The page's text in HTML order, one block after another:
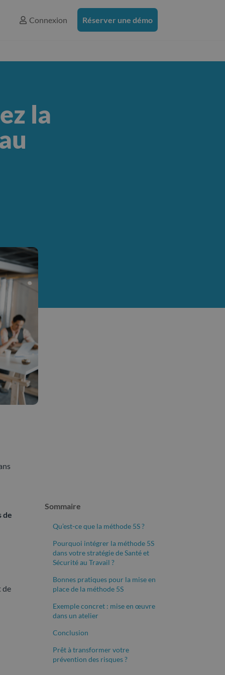
 Connexion Réserver une démo
la
de
de
Sommaire
Qu’est-ce que la méthode 5S ?
Pourquoi intégrer la méthode 5S
dans votre stratégie de Santé et
Sécurité au Travail ?
Bonnes pratiques pour la mise en
place de la méthode 5S
Exemple concret : mise en œuvre
dans un atelier
Conclusion
Prêt à transformer votre
prévention des risques ?